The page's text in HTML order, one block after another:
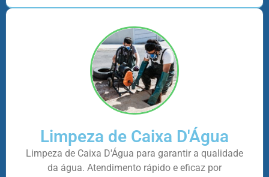
Limpeza de Caixa D'Água
Limpeza de Caixa D'Água para garantir a qualidade
da água. Atendimento rápido e eficaz por